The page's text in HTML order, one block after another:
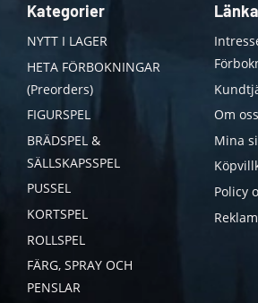
Kategorier
NYTT I LAGER
HETA FÖRBOKNINGAR
(Preorders)
FIGURSPEL
BRÄDSPEL &
SÄLLSKAPSSPEL
PUSSEL
KORTSPEL
ROLLSPEL
FÄRG, SPRAY OCH
PENSLAR
Om oss
Mina
Policy